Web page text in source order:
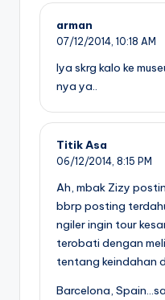
arman
07/12/2014, 10:18 AM
Iya skrg kalo ke
nya ya..
Titik Asa
06/12/2014, 8:15 PM
Ah, mbak Zizy
bbrp posting
ngiler ingin tour
terobati dengan
tentang keindahan
Barcelona,